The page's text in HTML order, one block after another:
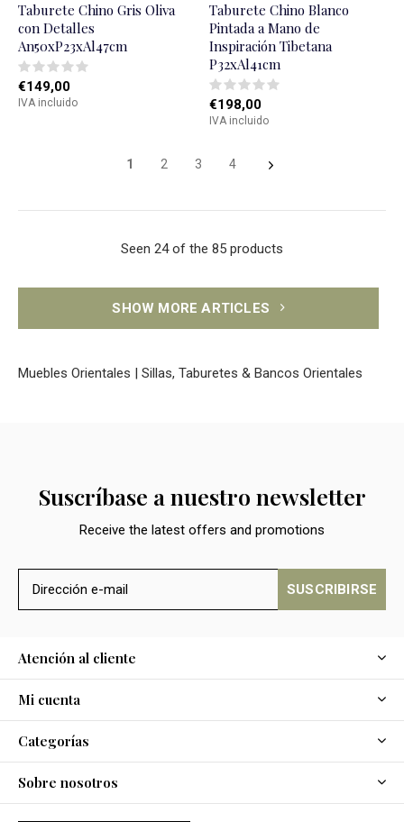
Taburete Chino Gris Oliva
con Detalles
An50xP23xAl47cm
€149,00
IVA incluido
Taburete Chino Blanco
Pintada a Mano de
Inspiración Tibetana
P32xAl41cm
€198,00
IVA incluido
1 2 3 4
Seen 24 of the 85 products
SHOW MORE ARTICLES
Muebles Orientales | Sillas, Taburetes & Bancos Orientales
Suscríbase a nuestro newsletter
Receive the latest offers and promotions
SUSCRIBIRSE
Atención al cliente
Mi cuenta
Categorías
Sobre nosotros